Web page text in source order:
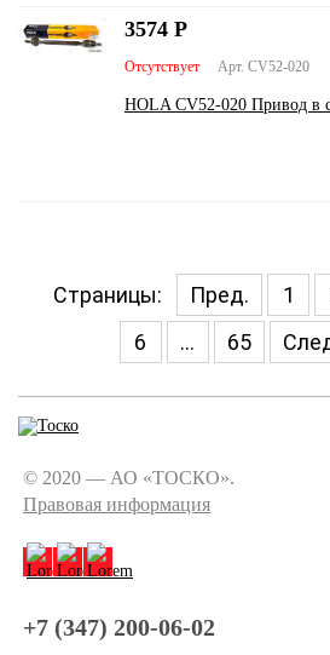
Арт. CV52-020
Отсутствует
HOLA CV52-020 Привод в
3574 Р
Страницы: Пред. 1
6
... 65
© 2020 — АО «ТОСКО».
Правовая информация
+7 (347) 200-06-02